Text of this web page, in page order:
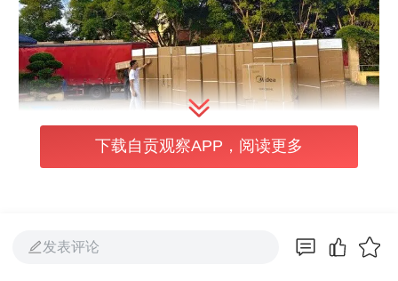
不仅包含空调新装，还同步配套实施校园电路
下载自贡观察APP，阅读更多
发表评论